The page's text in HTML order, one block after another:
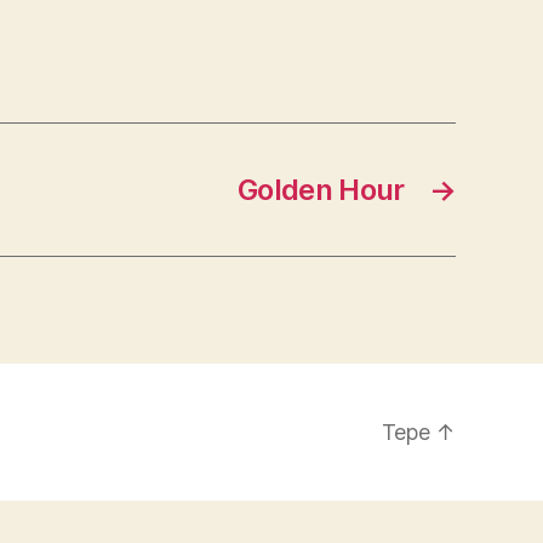
→
Golden Hour
Tepe ↑